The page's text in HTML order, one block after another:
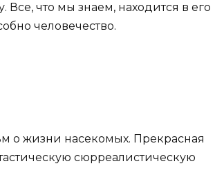
что мы знаем, находится в его
человечество.
о жизни насекомых. Прекрасная
сюрреалистическую